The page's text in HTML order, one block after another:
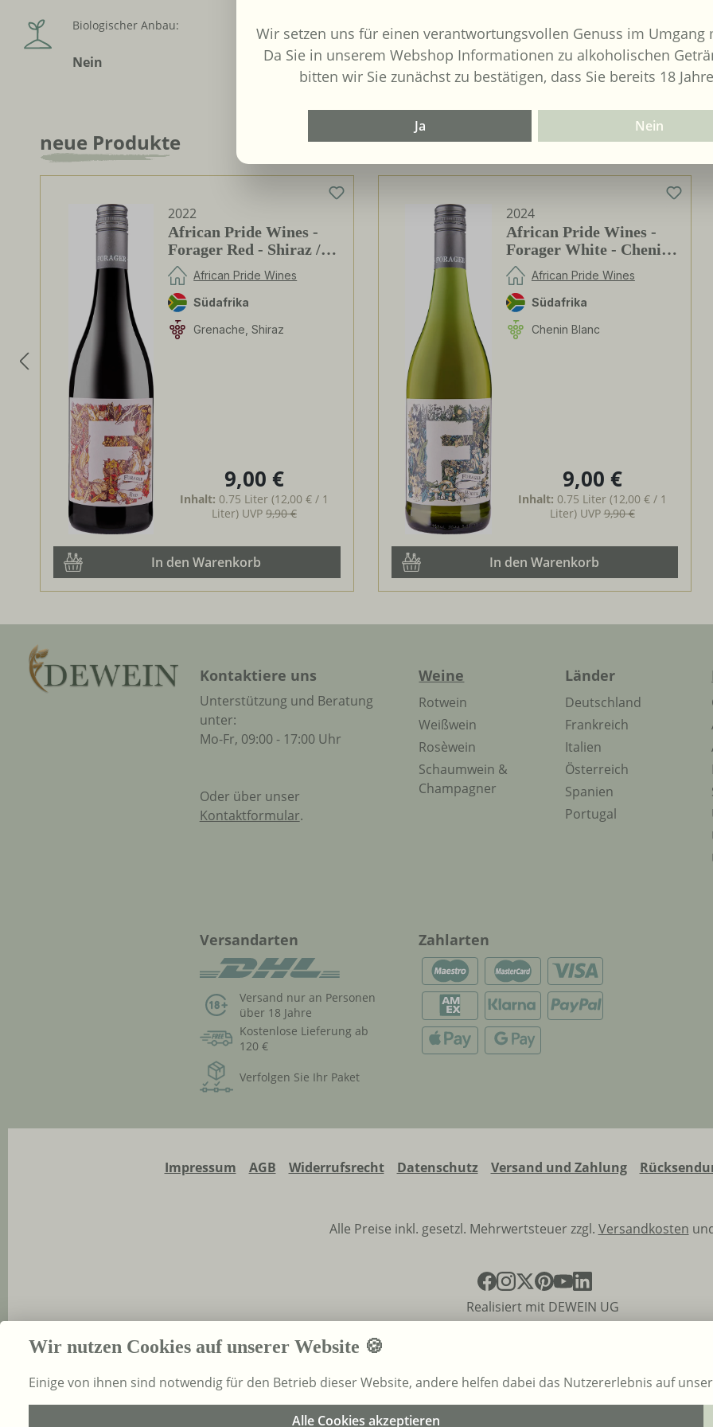
Biologischer Anbau:
Nein
Inverkehrbringer :
Weinkontor Freund
GmbH, DE 33829
Borgholzhausen
Produktgalerie überspringen
neue Produkte
2022
African Pride Wines -
Forager Red - Shiraz /
Grenache
African Pride Wines
Südafrika
Grenache, Shiraz
Regulärer Preis:
9,00 €
Inhalt: 0.75 Liter (12,00 € / 1
Liter) UVP 9,90 €
In den Warenkorb
2024
African Pride Wines -
Forager White - Chenin
Blanc / Grenache Blanc
African Pride Wines
Südafrika
Chenin Blanc
Regulärer Preis:
9,00 €
Inhalt: 0.75 Liter (12,00 € / 1
Liter) UVP9,90 €
In den Warenkorb
Kontaktiere uns
Unterstützung und Beratung
unter:
Mo-Fr, 09:00 - 17:00 Uhr
Oder über unser
Kontaktformular.
Weine
Rotwein
Weißwein
Rosèwein
Schaumwein &
Champagner
Länder
Deutschland
Frankreich
Italien
Österreich
Spanien
Portugal
Versandarten
Versand nur an Personen
über 18 Jahre
Kostenlose Lieferung ab
120 €
Verfolgen Sie Ihr Paket
Zahlarten
Impressum AGB Widerrufsrecht Datenschutz Versand und Zahlung
Alle Preise inkl. gesetzl. Mehrwertsteuer zzgl. Versandkosten
Realisiert mit DEWEIN UG
Wir nutzen Cookies auf unserer Website 🍪
Einige von ihnen sind notwendig für den Betrieb dieser Website, andere helfen dabei das Nutzererlebnis auf
Alle Cookies akzeptieren
Wir setzen uns für einen verantwortungsvollen Genuss im Umgang
Da Sie in unserem Webshop Informationen zu alkoholischen
bitten wir Sie zunächst zu bestätigen, dass Sie bereits 18
Ja Nein